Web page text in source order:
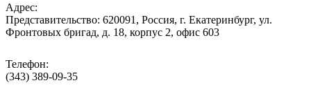
Адрес:
Представительство: 620091, Россия, г. Екатеринбург, ул.
Фронтовых бригад, д. 18, корпус 2, офис 603
Телефон:
(343) 389-09-35